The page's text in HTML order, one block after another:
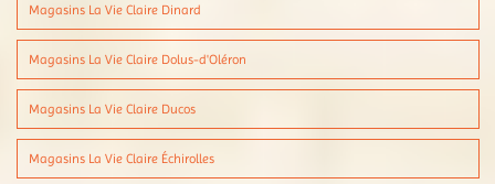
Magasins La Vie Claire Dinard
Magasins La Vie Claire Dolus-d'Oléron
Magasins La Vie Claire Ducos
Magasins La Vie Claire Échirolles